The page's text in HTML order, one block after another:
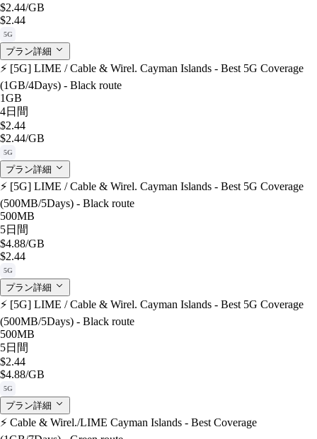
$2.44/GB
$2.44
5G
プラン詳細
⚡️ [5G] LIME / Cable & Wirel. Cayman Islands - Best 5G Coverage
(1GB/4Days) - Black route
1GB
4日間
$2.44
$2.44/GB
5G
プラン詳細
⚡️ [5G] LIME / Cable & Wirel. Cayman Islands - Best 5G Coverage
(500MB/5Days) - Black route
500MB
5日間
$4.88/GB
$2.44
5G
プラン詳細
⚡️ [5G] LIME / Cable & Wirel. Cayman Islands - Best 5G Coverage
(500MB/5Days) - Black route
500MB
5日間
$2.44
$4.88/GB
5G
プラン詳細
⚡️ Cable & Wirel./LIME Cayman Islands - Best Coverage